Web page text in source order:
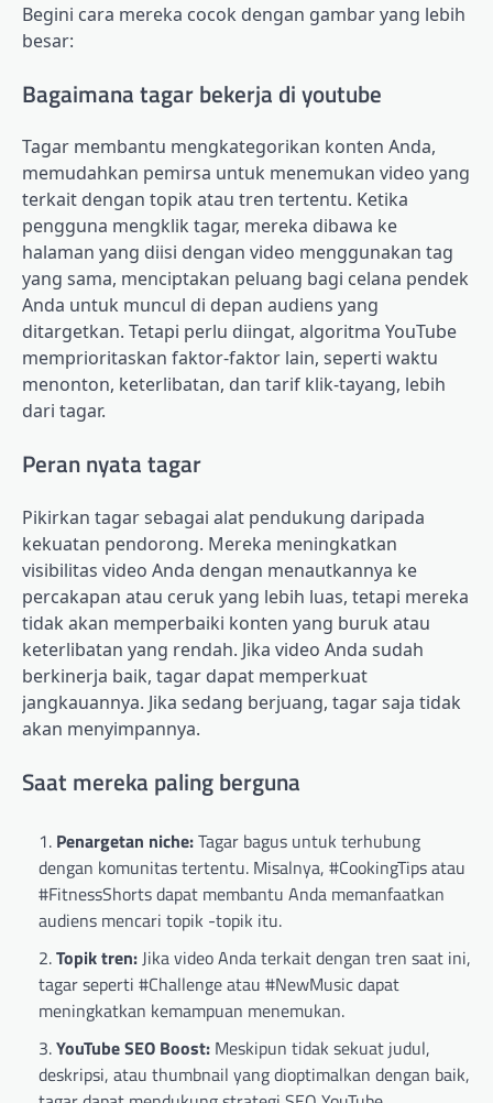
Begini cara mereka cocok dengan gambar yang lebih
besar:
Bagaimana tagar bekerja di youtube
Tagar membantu mengkategorikan konten Anda,
memudahkan pemirsa untuk menemukan video yang
terkait dengan topik atau tren tertentu. Ketika
pengguna mengklik tagar, mereka dibawa ke
halaman yang diisi dengan video menggunakan tag
yang sama, menciptakan peluang bagi celana pendek
Anda untuk muncul di depan audiens yang
ditargetkan. Tetapi perlu diingat, algoritma YouTube
memprioritaskan faktor-faktor lain, seperti waktu
menonton, keterlibatan, dan tarif klik-tayang, lebih
dari tagar.
Peran nyata tagar
Pikirkan tagar sebagai alat pendukung daripada
kekuatan pendorong. Mereka meningkatkan
visibilitas video Anda dengan menautkannya ke
percakapan atau ceruk yang lebih luas, tetapi mereka
tidak akan memperbaiki konten yang buruk atau
keterlibatan yang rendah. Jika video Anda sudah
berkinerja baik, tagar dapat memperkuat
jangkauannya. Jika sedang berjuang, tagar saja tidak
akan menyimpannya.
Saat mereka paling berguna
Penargetan niche:Tagar bagus untuk terhubung
dengan komunitas tertentu. Misalnya, #CookingTips atau
#FitnessShorts dapat membantu Anda memanfaatkan
audiens mencari topik -topik itu.
Topik tren: Jika video Anda terkait dengan tren saat ini,
tagar seperti #Challenge atau #NewMusic dapat
meningkatkan kemampuan menemukan.
YouTube SEO Boost: Meskipun tidak sekuat judul,
deskripsi, atau thumbnail yang dioptimalkan dengan baik,